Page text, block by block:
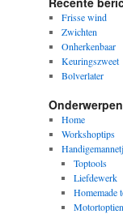
Frisse wind
Zwichten
Onherkenbaar
Keuringszweet
Bolverlater
Onderwerpen
Home
Workshoptips
Toptools
Liefdewerk
Homemade
Motortoptien